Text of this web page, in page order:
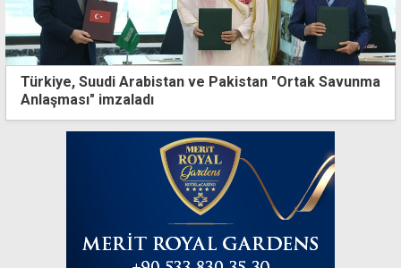
Türkiye, Suudi Arabistan ve Pakistan "Ortak Savunma
Anlaşması" imzaladı